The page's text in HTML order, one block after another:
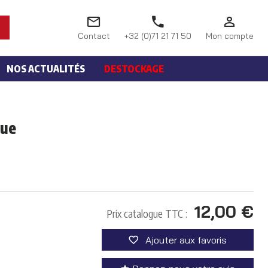
Contact +32 (0)71 21 71 50 Mon compte
NOS ACTUALITÉS DESTOCKAGE
Prix catalogue TTC : 12,00 €
Ajouter aux favoris